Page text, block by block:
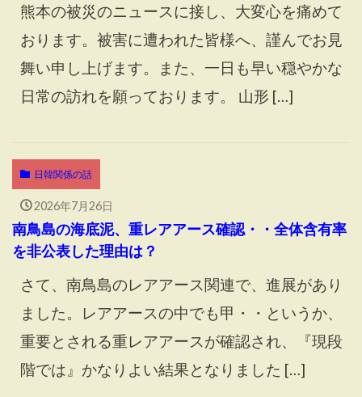
熊本の被災のニュースに接し、大変心を痛めて
おります。被害に遭われた皆様へ、謹んでお見
舞い申し上げます。また、一日も早い穏やかな
日常の訪れを願っております。 山形 […]
日韓関係の話
2026年7月26日
南鳥島の海底泥、重レアアース確認・・全体含有率
を非公表した理由は？
さて、南鳥島のレアアース関連で、進展があり
ました。レアアースの中でも甲・・というか、
重要とされる重レアアースが確認され、『現段
階では』かなりよい結果となりました […]